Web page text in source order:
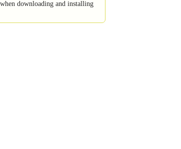
downloading and installing